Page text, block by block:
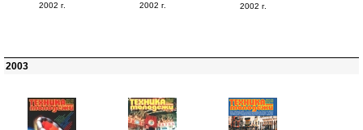
2002 г. 2002 г. 2002 г.
2003